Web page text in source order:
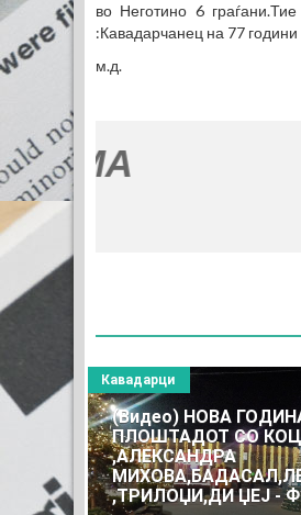
во Неготино 6
:Кавадарчанец на 77
м.д.
(Видео) НОВА
ПЛОШТАДОТ СО
,АЛЕКСАНДРА
,ТРИЛОЏИ,ДИ ЏЕЈ -
Кавадарци